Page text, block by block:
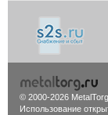
© 2000-2026
Использование